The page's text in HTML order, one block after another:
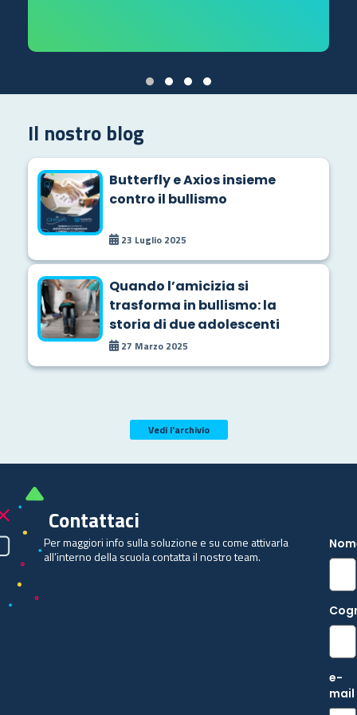
Il nostro blog
Butterfly e Axios insieme
contro il bullismo
23 Luglio 2025
Quando l’amicizia si
trasforma in bullismo: la
storia di due adolescenti
27 Marzo 2025
Vedi l'archivio
Contattaci
Per maggiori info sulla soluzione e su come attivarla
all’interno della scuola contatta il nostro team.
e-
mail